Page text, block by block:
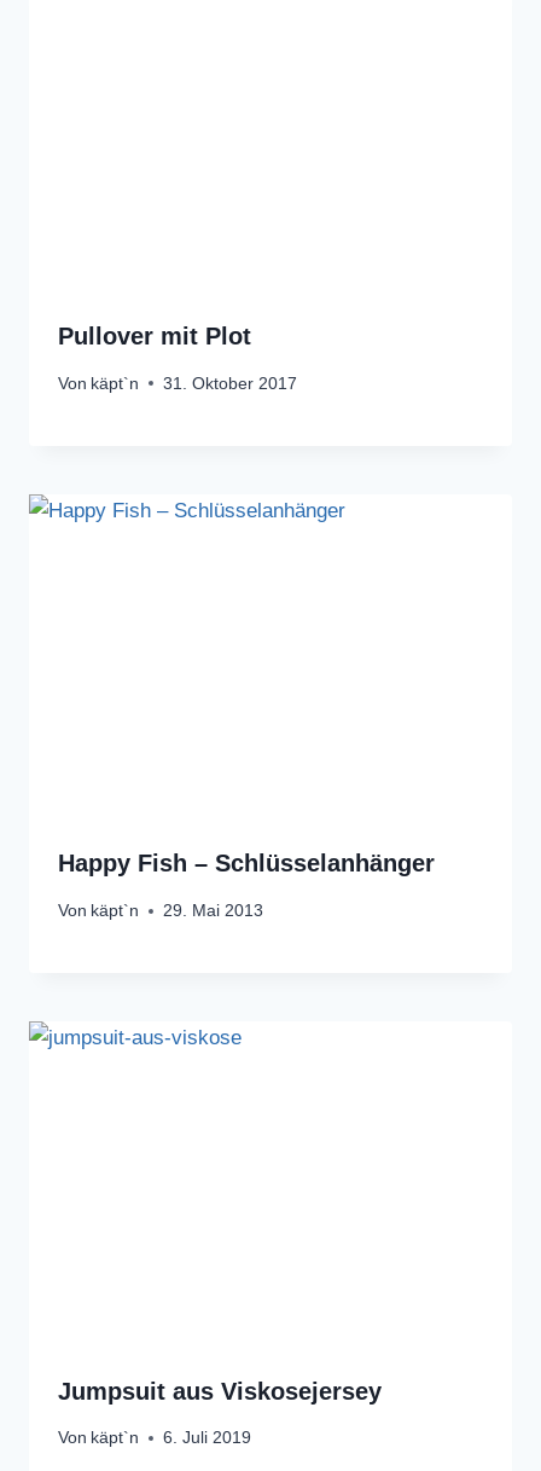
Pullover mit Plot
Von käpt`n 31. Oktober 2017
Happy Fish – Schlüsselanhänger
Von käpt`n 29. Mai 2013
Jumpsuit aus Viskosejersey
Von käpt`n 6. Juli 2019